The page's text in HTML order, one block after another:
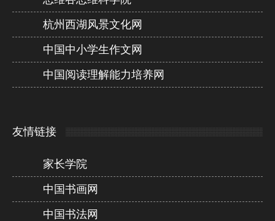
杭州西湖风景文化网
中国中小学生作文网
中国阅读理解能力培养网
友情链接
家长学院
中国书画网
中国书法网